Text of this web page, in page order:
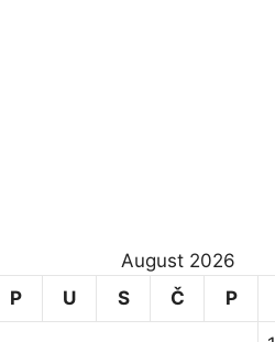
August 2026
P
U S Č P